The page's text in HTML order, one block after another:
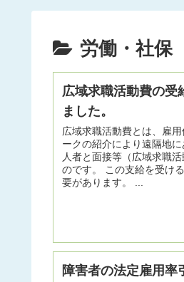
労働・社保
広域求職活動費の受
ました。
広域求職活動費とは、雇
ークの紹介により遠隔地
人者と面接等（広域求職
のです。 この支給を受け
要があります。 ...
障害者の法定雇用率